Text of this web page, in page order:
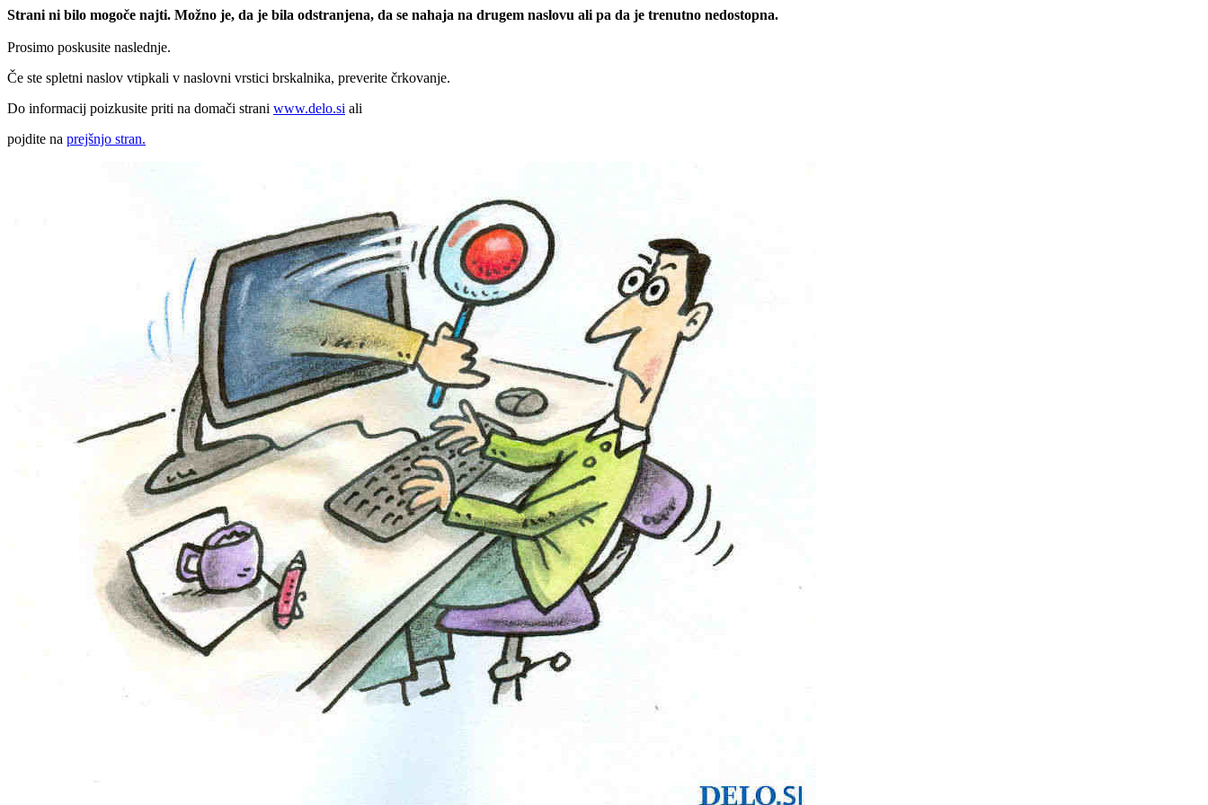
Strani ni bilo mogoče najti. Možno je, da je bila odstranjena, da se nahaja na drugem naslovu ali pa da je trenutno nedostopna.
Prosimo poskusite naslednje.
Če ste spletni naslov vtipkali v naslovni vrstici brskalnika, preverite črkovanje.
Do informacij poizkusite priti na domači strani www.delo.si ali
pojdite na prejšnjo stran.